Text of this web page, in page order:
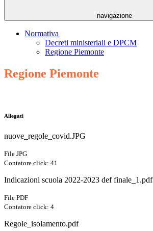
navigazione
Normativa
Decreti ministeriali e DPCM
Regione Piemonte
Regione Piemonte
Allegati
nuove_regole_covid.JPG
File JPG
Contatore click: 41
Indicazioni scuola 2022-2023 def finale_1.pdf
File PDF
Contatore click: 4
Regole_isolamento.pdf